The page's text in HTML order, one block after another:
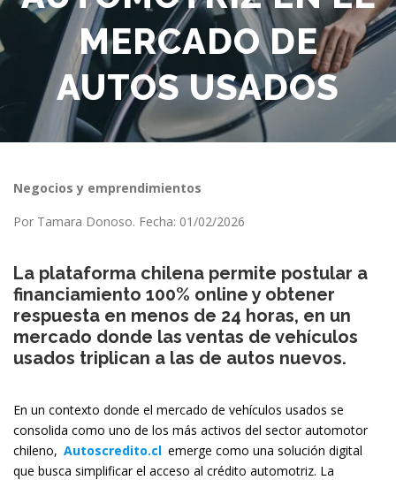
MERCADO DE
AUTOS USADOS
Negocios y emprendimientos
Por Tamara Donoso. Fecha: 01/02/2026
La plataforma chilena permite postular a
financiamiento 100% online y obtener
respuesta en menos de 24 horas, en un
mercado donde las ventas de vehículos
usados triplican a las de autos nuevos.
En un contexto donde el mercado de vehículos usados se
consolida como uno de los más activos del sector automotor
chileno, Autoscredito.cl emerge como una solución digital
que busca simplificar el acceso al crédito automotriz. La